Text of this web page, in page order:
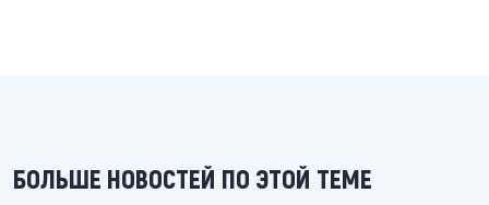
БОЛЬШЕ НОВОСТЕЙ ПО ЭТОЙ ТЕМЕ